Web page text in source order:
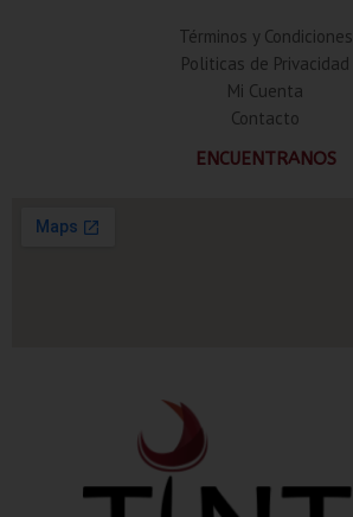
Términos y Condiciones
Politicas de Privacidad
Mi Cuenta
Contacto
ENCUENTRANOS